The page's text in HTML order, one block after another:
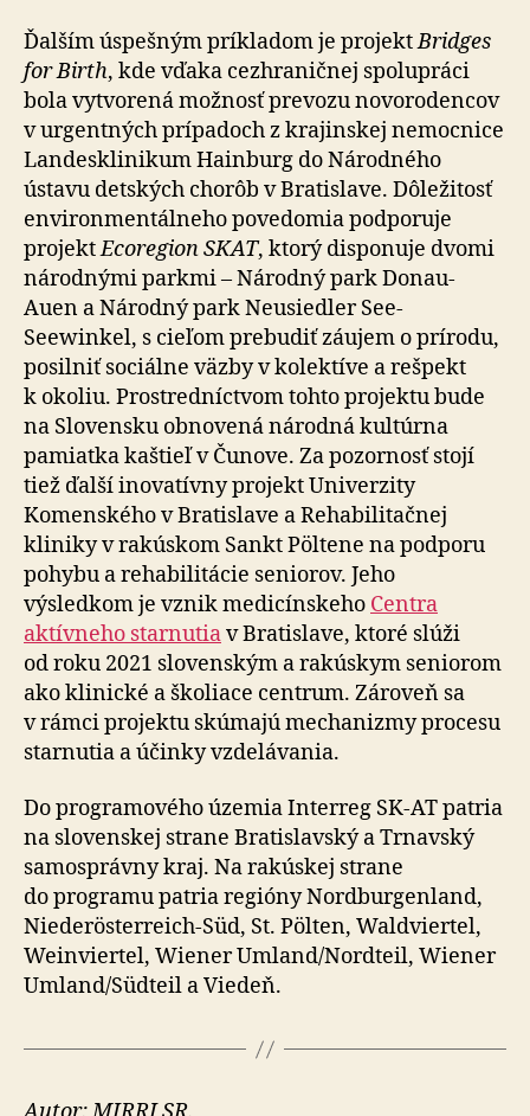
Ďalším úspešným príkladom je projektBridges
for Birth, kde vďaka cez­hra­nič­nej spolu­práci
bola vytvorená možnosť prevozu novo­ro­den­cov
v urgentných prípadoch z krajinskej nemocnice
Landesklinikum Hainburg do Národného
ústavu detských chorôb v Bratislave. Dôležitosť
en­vi­ron­men­tál­neho po­ve­do­mia podporuje
projektEcoregion SKAT, ktorý disponuje dvomi
národnými parkmi – Národný park Donau-
Auen a Národný park Neusiedler See-
Seewinkel, s cieľom prebudiť záujem o prírodu,
posilniť sociálne väzby v kolektíve a rešpekt
k okoliu. Prostredníctvom tohto projektu bude
na Slovensku obnovená národná kultúrna
pamiatka kaštieľ v Čunove. Za po­zor­nosť stojí
tiež ďalší inovatívny projekt Univerzity
Komenského v Bratislave a Rehabilitačnej
kliniky v rakúskom Sankt Pöltene na podporu
pohybu a rehabilitácie seniorov. Jeho
výsledkom je vznik medicínskeho Centra
aktívneho starnutiav Bratislave, ktoré slúži
od roku 2021 slovenským a rakúskym seniorom
ako klinické a školiace centrum. Zároveň sa
v rámci projektu skúmajú mechanizmy procesu
starnutia a účinky vzdelávania.
Do programového územia Interreg SK-AT patria
na slo­ven­skej strane Bratislavský a Trnavský
samo­správny kraj. Na rakúskej strane
do programu patria regióny Nordburgenland,
Niederösterreich-Süd, St. Pölten, Waldviertel,
Weinviertel, Wiener Umland/Nordteil, Wiener
Umland/Südteil a Viedeň.